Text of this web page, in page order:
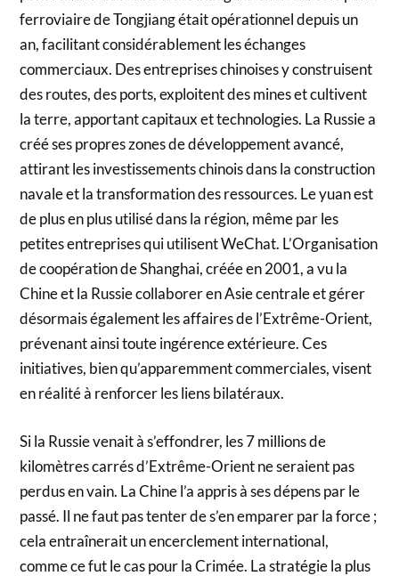
ferroviaire de Tongjiang était opérationnel depuis un
an, facilitant considérablement les échanges
commerciaux. Des entreprises chinoises y construisent
des routes, des ports, exploitent des mines et cultivent
la terre, apportant capitaux et technologies. La Russie a
créé ses propres zones de développement avancé,
attirant les investissements chinois dans la construction
navale et la transformation des ressources. Le yuan est
de plus en plus utilisé dans la région, même par les
petites entreprises qui utilisent WeChat. L’Organisation
de coopération de Shanghai, créée en 2001, a vu la
Chine et la Russie collaborer en Asie centrale et gérer
désormais également les affaires de l’Extrême-Orient,
prévenant ainsi toute ingérence extérieure. Ces
initiatives, bien qu’apparemment commerciales, visent
en réalité à renforcer les liens bilatéraux.
Si la Russie venait à s’effondrer, les 7 millions de
kilomètres carrés d’Extrême-Orient ne seraient pas
perdus en vain. La Chine l’a appris à ses dépens par le
passé. Il ne faut pas tenter de s’en emparer par la force ;
cela entraînerait un encerclement international,
comme ce fut le cas pour la Crimée. La stratégie la plus